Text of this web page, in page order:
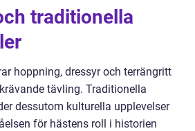
traditionella
hoppning, dressyr och terrängritt
tävling. Traditionella
dessutom kulturella upplevelser
för hästens roll i historien